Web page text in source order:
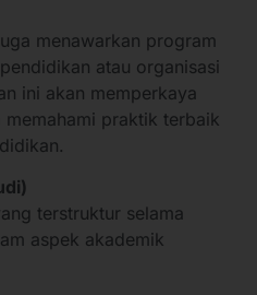
menawarkan program
atau organisasi
ini akan memperkaya
praktik terbaik
terstruktur selama
aspek akademik